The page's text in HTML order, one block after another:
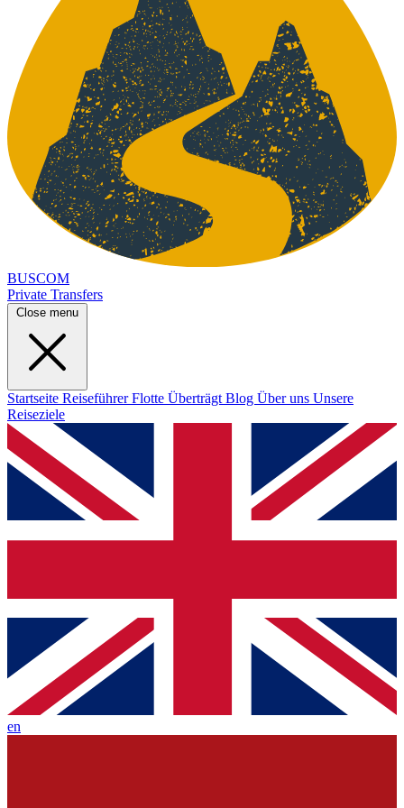
BUSCOM
Private Transfers
Close menu
Startseite ReiseführerFlotte Überträgt Blog Über uns Unsere
Reiseziele
en